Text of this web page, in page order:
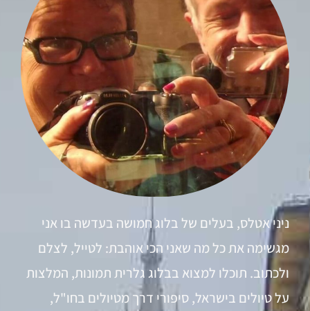
ניני אטלס, בעלים של בלוג חמושה בעדשה בו אני
מגשימה את כל מה שאני הכי אוהבת: לטייל, לצלם
ולכתוב. תוכלו למצוא בבלוג גלרית תמונות, המלצות
על טיולים בישראל, סיפורי דרך מטיולים בחו"ל,